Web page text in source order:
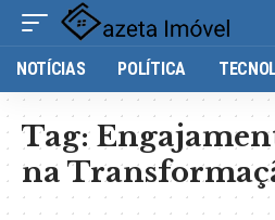
NOTÍCIAS POLÍTICA
Tag:
na